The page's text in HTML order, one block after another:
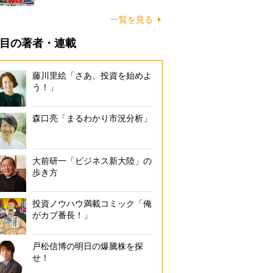
一覧を見る
の著者・連載
藤川里絵「さあ、投資を始めよ
う！」
森口亮「まるわかり市況分析」
大前研一「ビジネス新大陸」の
歩き方
投資ノウハウ満載コミック「俺
がカブ番長！」
戸松信博の明日の爆騰株を探
せ！